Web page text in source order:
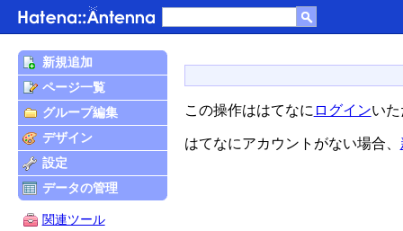
この操作ははてなに ログインい
はてなにアカウントがない場合、
新規追加
ページ一覧
グループ編集
デザイン
設定
データの管理
関連ツール